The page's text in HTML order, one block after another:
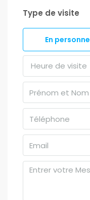
Type de visite
En personne
Heure de visite